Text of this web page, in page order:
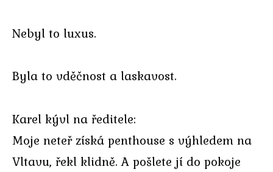
Nebyl to luxus.
Byla to vděčnost a laskavost.
Karel kývl na ředitele:
Moje neteř získá penthouse s výhledem na
Vltavu, řekl klidně. A pošlete jí do pokoje